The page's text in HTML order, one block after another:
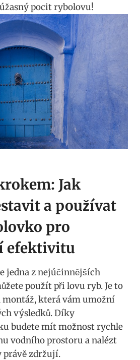
pocit rybolovu!
Jak
a ‌používat
pro
efektivitu
jedna⁤ z ⁤nejúčinnějších‌
použít při lovu ryb. ‍Je to
která vám⁢ umožní
výsledků. Díky
budete mít⁤ možnost rychle
vodního prostoru a nalézt⁢
právě zdržují.